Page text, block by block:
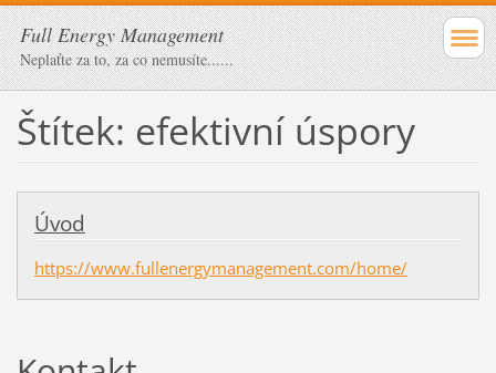
Full Energy Management
Neplaťte za to, za co nemusíte......
Štítek: efektivní úspory
Úvod
https://www.fullenergymanagement.com/home/